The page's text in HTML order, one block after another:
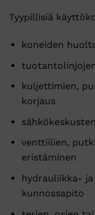
Tyypillisiä
koneiden
kuljettimien,
korjaus
venttiilien,
eristäminen
hydrauliikka-
kunnossapito